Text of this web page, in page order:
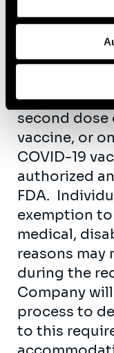
celles-ci avec
fournies ou qu'ils
de leurs services
vous pouvez nous
Politique de
personnel.
“Fully
individual
proof that
at least
individual’s
second dose
vaccine, or
COVID-19
authorized
FDA.
exemption
medical,
reasons may
during the
Company
process to
to this